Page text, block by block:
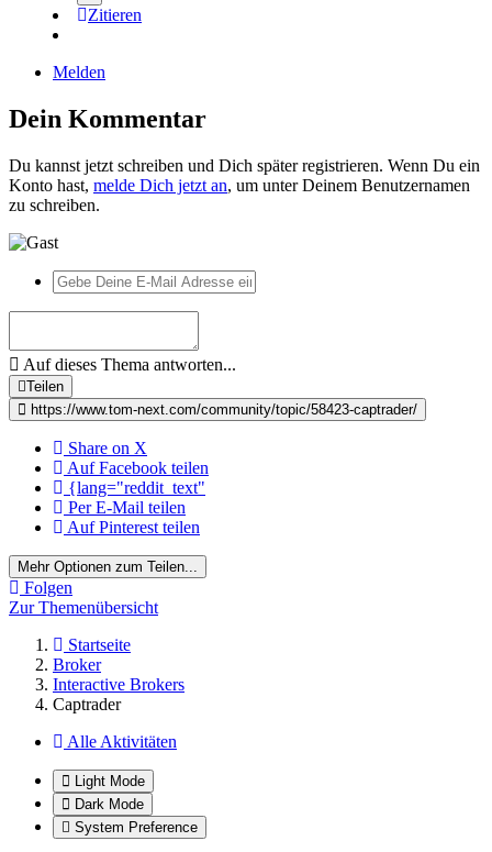
Zitieren
Melden
Dein Kommentar
Du kannst jetzt schreiben und Dich später registrieren. Wenn Du ein
Konto hast, melde Dich jetzt an, um unter Deinem Benutzernamen
zu schreiben.
Auf dieses Thema antworten...
Teilen
https://www.tom-next.com/community/topic/58423-captrader/
Share on X
Auf Facebook teilen
{lang="reddit_text"
Per E-Mail teilen
Auf Pinterest teilen
Mehr Optionen zum Teilen...
Folgen
Zur Themenübersicht
Startseite
Broker
Interactive Brokers
Captrader
Alle Aktivitäten
Light Mode
Dark Mode
System Preference